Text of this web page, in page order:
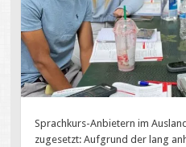
Sprachkurs-Anbietern im
zugesetzt: Aufgrund der lang